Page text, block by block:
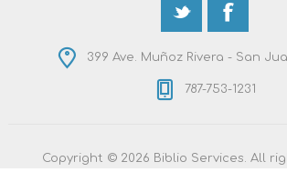
399 Ave. Muñoz Rivera - San
787-753-1231
Copyright © 2026 Biblio Services. All